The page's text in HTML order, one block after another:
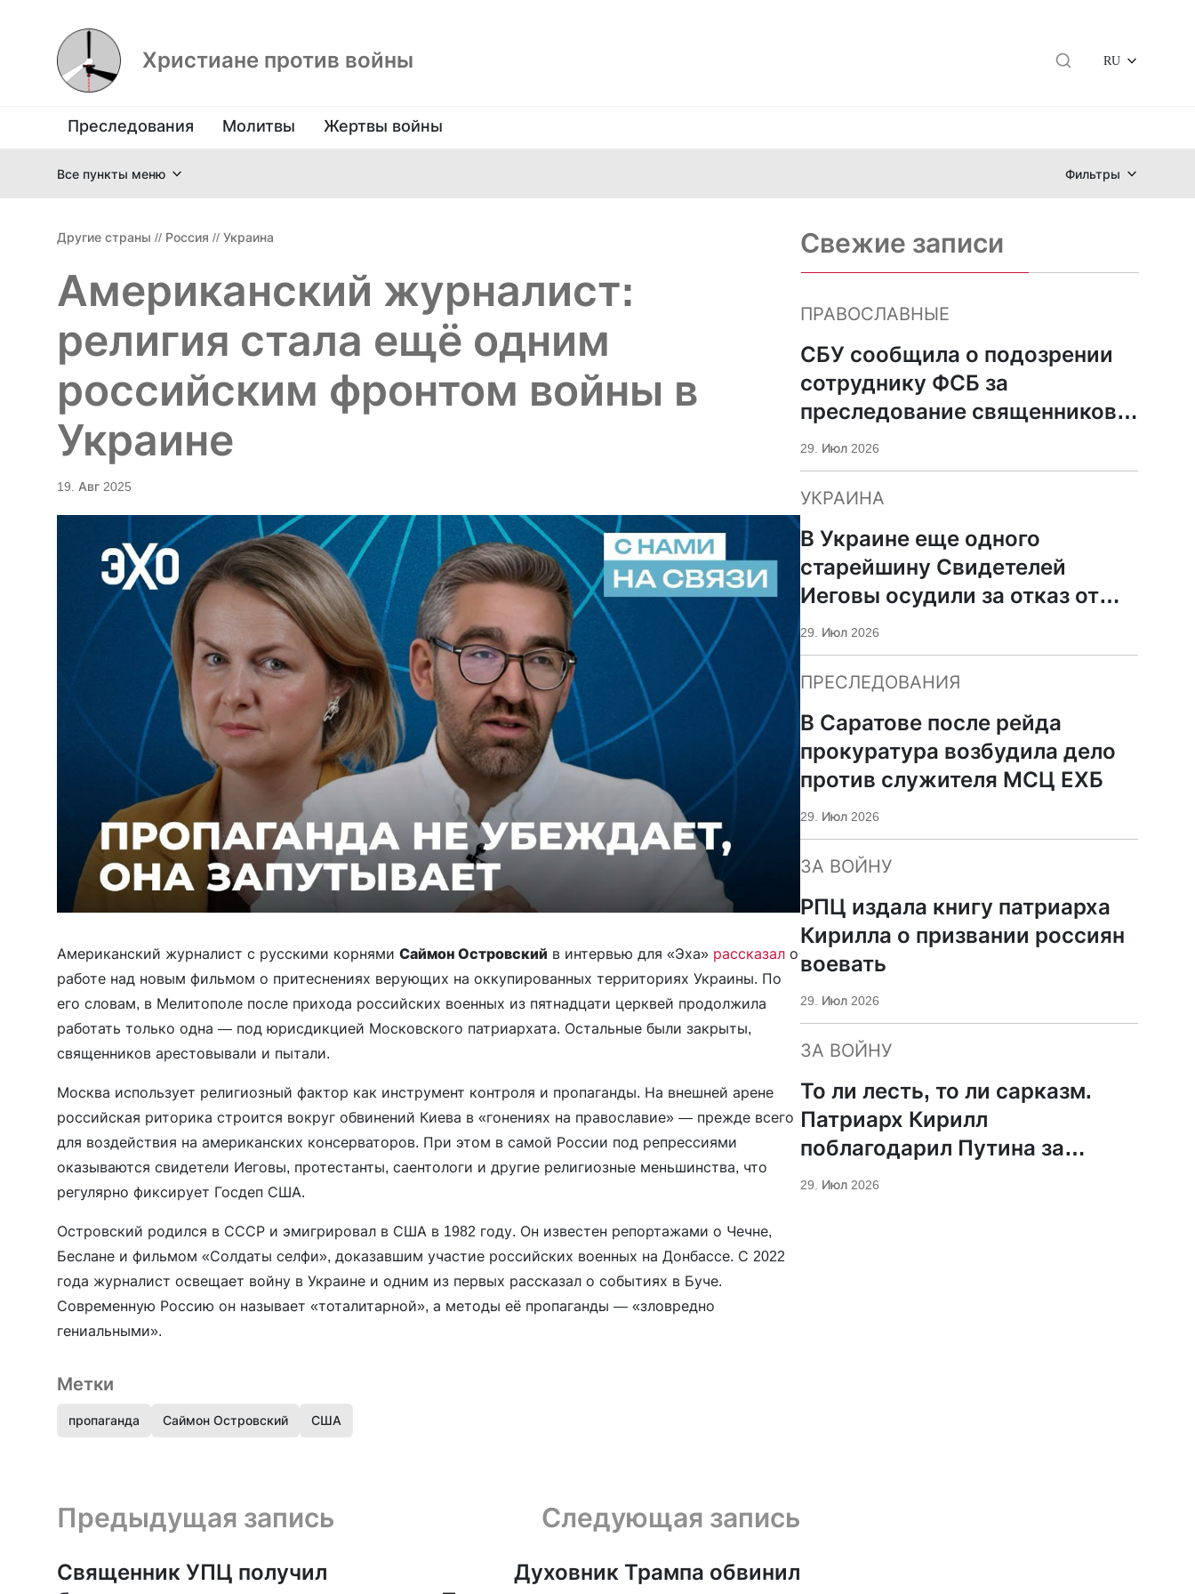
Христиане против войны RU
Преследования Молитвы Жертвы войны
Все пункты меню Фильтры
Другие страны // Россия // Украина
Американский журналист:
религия стала ещё одним
российским фронтом войны в
Украине
19. Авг 2025
Американский журналист с русскими корнями Саймон Островский в интервью для «Эха» рассказал о
работе над новым фильмом о притеснениях верующих на оккупированных территориях Украины. По
его словам, в Мелитополе после прихода российских военных из пятнадцати церквей продолжила
работать только одна — под юрисдикцией Московского патриархата. Остальные были закрыты,
священников арестовывали и пытали.
Москва использует религиозный фактор как инструмент контроля и пропаганды. На внешней арене
российская риторика строится вокруг обвинений Киева в «гонениях на православие» — прежде всего
для воздействия на американских консерваторов. При этом в самой России под репрессиями
оказываются свидетели Иеговы, протестанты, саентологи и другие религиозные меньшинства, что
регулярно фиксирует Госдеп США.
Островский родился в СССР и эмигрировал в США в 1982 году. Он известен репортажами о Чечне,
Беслане и фильмом «Солдаты селфи», доказавшим участие российских военных на Донбассе. С 2022
года журналист освещает войну в Украине и одним из первых рассказал о событиях в Буче.
Современную Россию он называет «тоталитарной», а методы её пропаганды — «зловредно
гениальными».
Метки
пропаганда Саймон Островский США
Предыдущая запись и следующая запись
Предыдущая запись
Священник УПЦ получил
Следующая запись
Духовник Трампа обвинил
Свежие записи
ПРАВОСЛАВНЫЕ
СБУ сообщила о подозрении
сотруднику ФСБ за
преследование священников
ПЦУ
29. Июл 2026
УКРАИНА
В Украине еще одного
старейшину Свидетелей
Иеговы осудили за отказ от
мобилизации
29. Июл 2026
ПРЕСЛЕДОВАНИЯ
В Саратове после рейда
прокуратура возбудила дело
против служителя МСЦ ЕХБ
29. Июл 2026
ЗА ВОЙНУ
РПЦ издала книгу патриарха
Кирилла о призвании россиян
воевать
29. Июл 2026
ЗА ВОЙНУ
То ли лесть, то ли сарказм.
Патриарх Кирилл
поблагодарил Путина за
защиту суверенитета и
29. Июл 2026